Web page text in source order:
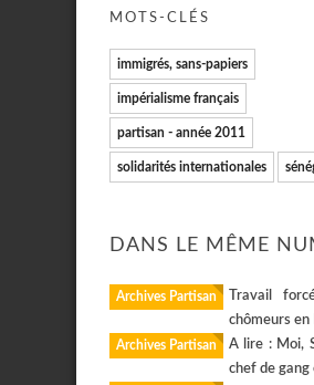
MOTS-CLÉS
immigrés, sans-papiers
impérialisme français
partisan - année 2011
solidarités internationales
DANS LE MÊME
Archives Partisan
Travail
chômeurs en
Archives Partisan
A lire : Moi,
chef de gang